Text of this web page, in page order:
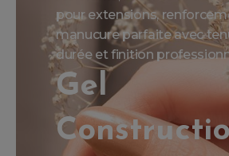
pour extensions,
manucure parfaite avec
durée et finition
Gel